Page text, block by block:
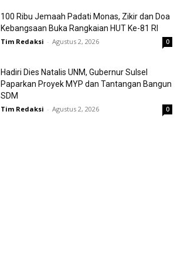
100 Ribu Jemaah Padati Monas, Zikir dan Doa
Kebangsaan Buka Rangkaian HUT Ke-81 RI
Tim Redaksi - Agustus 2, 2026 0
Hadiri Dies Natalis UNM, Gubernur Sulsel
Paparkan Proyek MYP dan Tantangan Bangun
SDM
Tim Redaksi - Agustus 2, 2026 0